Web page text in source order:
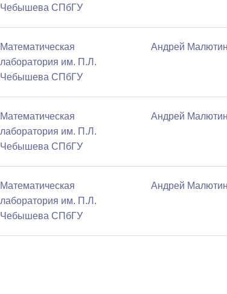
Чебышева СПбГУ
Математичеcкая
лаборатория им. П.Л.
Чебышева СПбГУ
Андрей Малютин
Математичеcкая
лаборатория им. П.Л.
Чебышева СПбГУ
Андрей Малютин
Математичеcкая
лаборатория им. П.Л.
Чебышева СПбГУ
Андрей Малютин